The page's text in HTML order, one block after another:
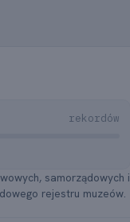
rekordów
samorządowych i
rejestru muzeów.